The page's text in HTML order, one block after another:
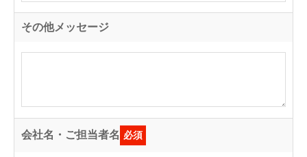
その他メッセージ
会社名・ご担当者名 必須